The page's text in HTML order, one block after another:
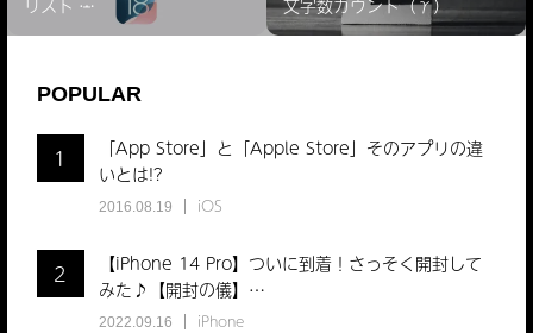
POPULAR
1
「App Store」と「Apple Store」そのアプリの違
いとは!?
2016.08.19 iOS
2
【iPhone 14 Pro】ついに到着！さっそく開封して
みた♪【開封の儀】…
2022.09.16 iPhone